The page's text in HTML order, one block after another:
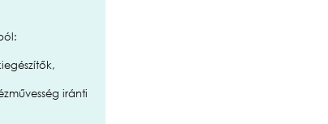
iránti